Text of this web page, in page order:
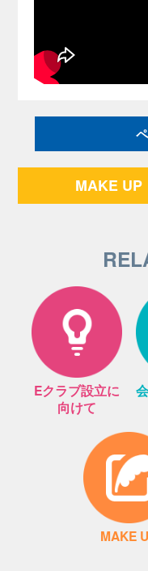
MAKE UP
Eクラブ設立に
向けて
MAKE